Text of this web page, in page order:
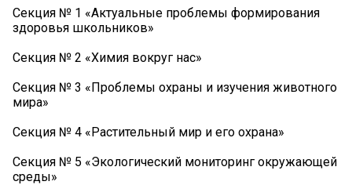
Секция № 1 «Актуальные проблемы формирования
здоровья школьников»
Секция № 2 «Химия вокруг нас»
Секция № 3 «Проблемы охраны и изучения животного
мира»
Секция № 4 «Растительный мир и его охрана»
Секция № 5 «Экологический мониторинг окружающей
среды»